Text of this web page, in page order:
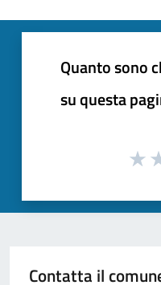
Quanto sono
su questa
Contatta il